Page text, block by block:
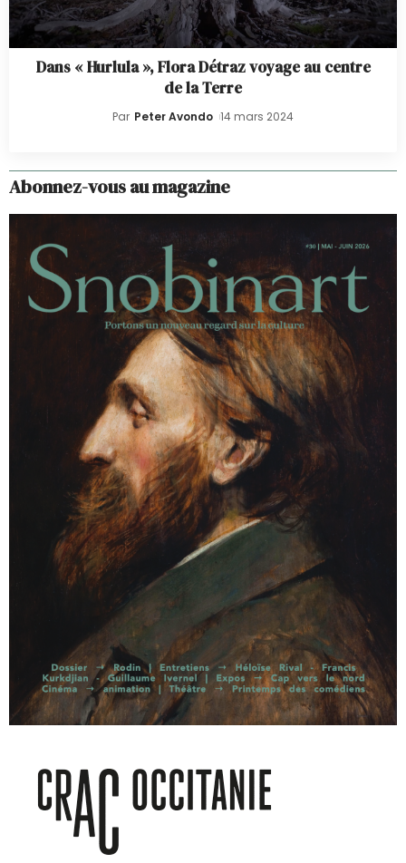
Dans « Hurlula », Flora Détraz voyage au centre
de la Terre
Par Peter Avondo 14 mars 2024
Abonnez-vous au magazine